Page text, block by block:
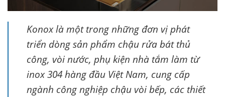
Konox là một trong những đơn vị phát
triển dòng sản phẩm chậu rửa bát thủ
công, vòi nước, phụ kiện nhà tắm làm từ
inox 304 hàng đầu Việt Nam, cung cấp
ngành công nghiệp chậu vòi bếp, các thiết